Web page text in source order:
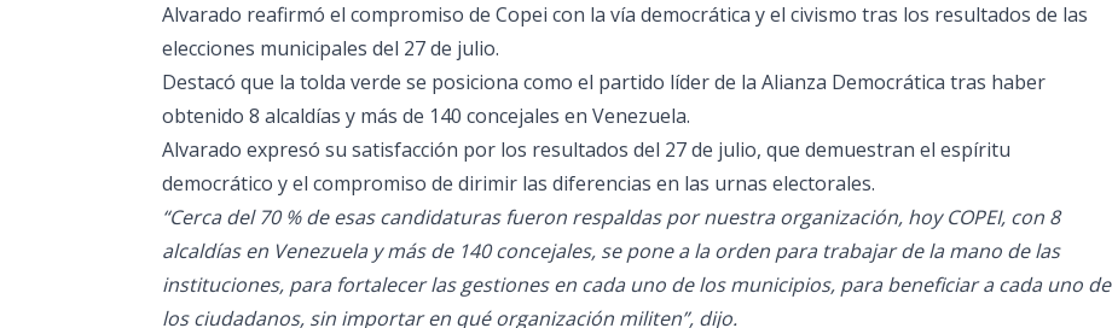
Alvarado reafirmó el compromiso de Copei con la vía democrática y el civismo tras los resultados de las
elecciones municipales del 27 de julio.
Destacó que la tolda verde se posiciona como el partido líder de la Alianza Democrática tras haber
obtenido 8 alcaldías y más de 140 concejales en Venezuela.
Alvarado expresó su satisfacción por los resultados del 27 de julio, que demuestran el espíritu
democrático y el compromiso de dirimir las diferencias en las urnas electorales.
“Cerca del 70 % de esas candidaturas fueron respaldas por nuestra organización, hoy COPEI, con 8
alcaldías en Venezuela y más de 140 concejales, se pone a la orden para trabajar de la mano de las
instituciones, para fortalecer las gestiones en cada uno de los municipios, para beneficiar a cada uno de
los ciudadanos, sin importar en qué organización militen”, dijo.